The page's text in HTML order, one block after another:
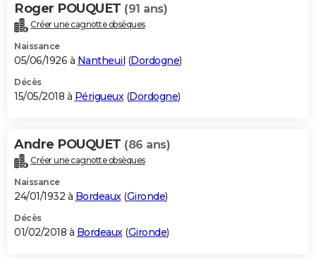
Roger POUQUET (91 ans)
Créer une cagnotte obsèques
Naissance
05/06/1926 à Nantheuil (Dordogne)
Décès
15/05/2018 à Périgueux(Dordogne)
Andre POUQUET (86 ans)
Créer une cagnotte obsèques
Naissance
24/01/1932 à Bordeaux(Gironde)
Décès
01/02/2018 à Bordeaux(Gironde)